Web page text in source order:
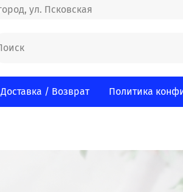
ул. Псковская
Доставка / Возврат Политика